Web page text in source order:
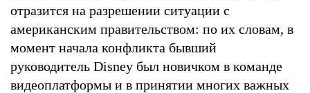
отразится на разрешении ситуации с
американским правительством: по их словам, в
момент начала конфликта бывший
руководитель Disney был новичком в команде
видеоплатформы и в принятии многих важных